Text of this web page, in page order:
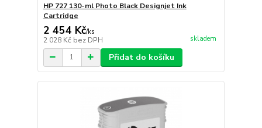
HP 727 130-ml Photo Black Designjet Ink
Cartridge
2 454 Kč/ks
2 028 Kč bez DPH skladem
Přidat do košíku